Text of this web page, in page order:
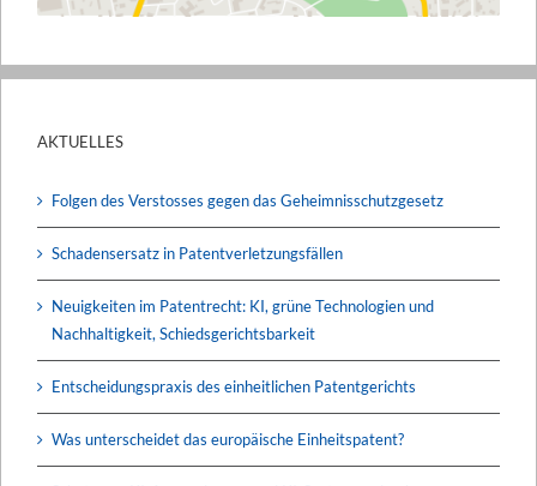
AKTUELLES
Folgen des Verstosses gegen das Geheimnisschutzgesetz
Schadensersatz in Patentverletzungsfällen
Neuigkeiten im Patentrecht: KI, grüne Technologien und
Nachhaltigkeit, Schiedsgerichtsbarkeit
Entscheidungspraxis des einheitlichen Patentgerichts
Was unterscheidet das europäische Einheitspatent?